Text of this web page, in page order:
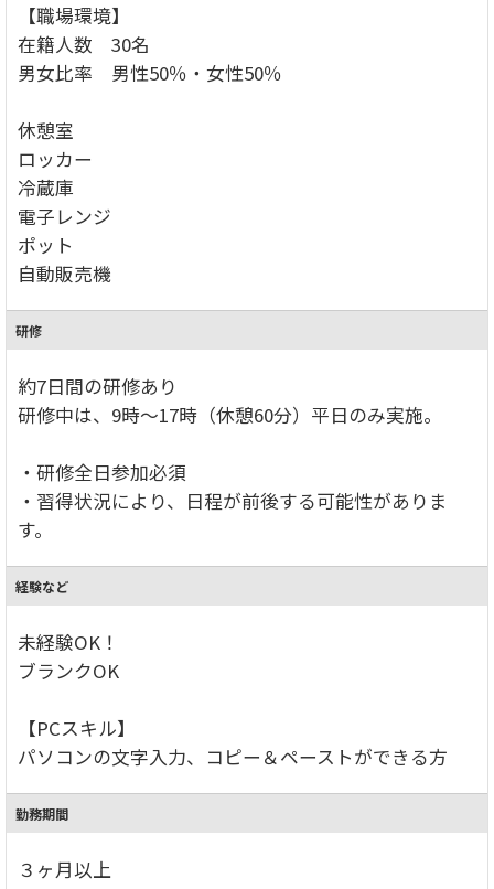
【職場環境】
在籍人数 30名
男女比率 男性50％・女性50％
休憩室
ロッカー
冷蔵庫
電子レンジ
ポット
自動販売機
研修
約7日間の研修あり
研修中は、9時～17時（休憩60分）平日のみ実施。
・研修全日参加必須
・習得状況により、日程が前後する可能性がありま
す。
経験など
未経験OK！
ブランクOK
【PCスキル】
パソコンの文字入力、コピー＆ペーストができる方
勤務期間
３ヶ月以上